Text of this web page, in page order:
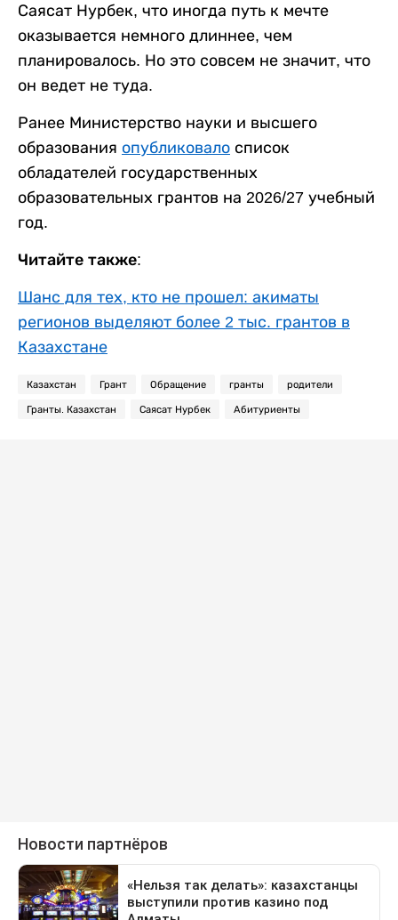
Саясат Нурбек, что иногда путь к мечте
оказывается немного длиннее, чем
планировалось. Но это совсем не значит, что
он ведет не туда.
Ранее Министерство науки и высшего
образования опубликовало список
обладателей государственных
образовательных грантов на 2026/27 учебный
год.
Читайте также:
Шанс для тех, кто не прошел: акиматы
регионов выделяют более 2 тыс. грантов в
Казахстане
Казахстан Грант Обращение гранты родители
Гранты. Казахстан Саясат Нурбек Абитуриенты